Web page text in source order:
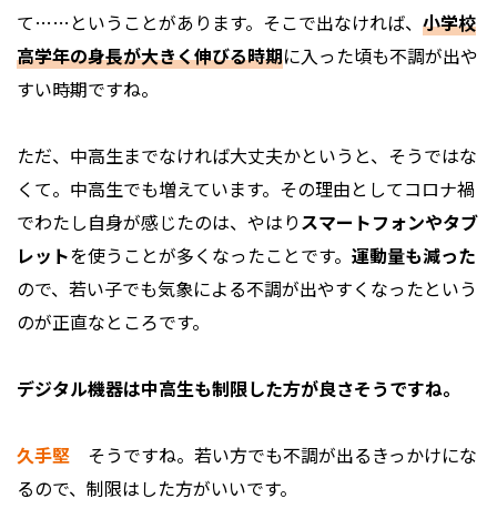
て……ということがあります。そこで出なければ、 小学校
高学年の身長が大きく伸びる時期に入った頃も不調が出や
すい時期ですね。
ただ、中高生までなければ大丈夫かというと、そうではな
くて。中高生でも増えています。その理由としてコロナ禍
でわたし自身が感じたのは、やはりスマートフォンやタブ
レットを使うことが多くなったことです。 運動量も減った
ので、若い子でも気象による不調が出やすくなったという
のが正直なところです。
――デジタル機器は中高生も制限した方が良さそうですね。
久手堅 そうですね。若い方でも不調が出るきっかけにな
るので、制限はした方がいいです。